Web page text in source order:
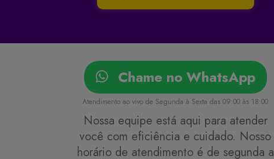
Chame no WhatsApp
Atendimento ao vivo de Segunda à Sexta das 09:00 às 18:00
Nossa equipe está aqui para atender
você com eficiência e cuidado. Nosso
horário de atendimento é de segunda a